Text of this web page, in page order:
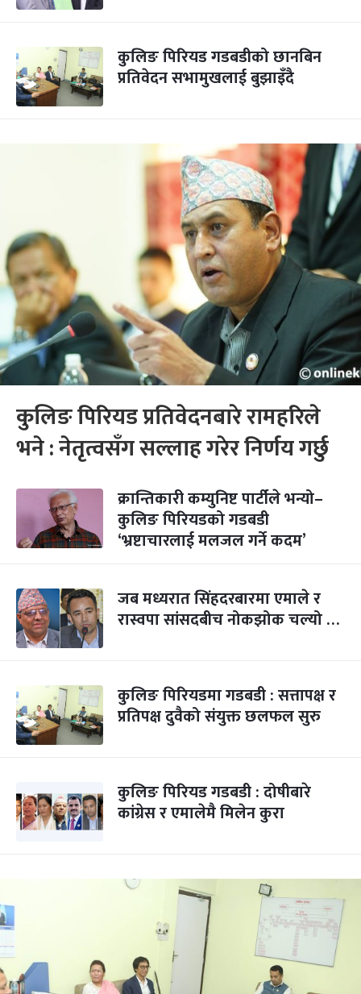
कुलिङ पिरियड गडबडीको छानबिन
प्रतिवेदन सभामुखलाई बुझाइँदै
कुलिङ पिरियड प्रतिवेदनबारे रामहरिले
भने : नेतृत्वसँग सल्लाह गरेर निर्णय गर्छु
क्रान्तिकारी कम्युनिष्ट पार्टीले भन्यो–
कुलिङ पिरियडको गडबडी
‘भ्रष्टाचारलाई मलजल गर्ने कदम’
जब मध्यरात सिंहदरबारमा एमाले र
रास्वपा सांसदबीच नोकझोक चल्यो …
कुलिङ पिरियडमा गडबडी : सत्तापक्ष र
प्रतिपक्ष दुवैको संयुक्त छलफल सुरु
कुलिङ पिरियड गडबडी : दोषीबारे
कांग्रेस र एमालेमै मिलेन कुरा